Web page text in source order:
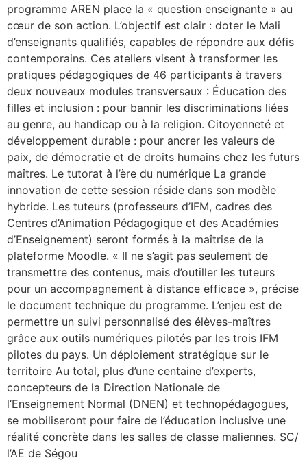
programme AREN place la « question enseignante » au
cœur de son action. L’objectif est clair : doter le Mali
d’enseignants qualifiés, capables de répondre aux défis
contemporains. Ces ateliers visent à transformer les
pratiques pédagogiques de 46 participants à travers
deux nouveaux modules transversaux : Éducation des
filles et inclusion : pour bannir les discriminations liées
au genre, au handicap ou à la religion. Citoyenneté et
développement durable : pour ancrer les valeurs de
paix, de démocratie et de droits humains chez les futurs
maîtres. Le tutorat à l’ère du numérique La grande
innovation de cette session réside dans son modèle
hybride. Les tuteurs (professeurs d’IFM, cadres des
Centres d’Animation Pédagogique et des Académies
d’Enseignement) seront formés à la maîtrise de la
plateforme Moodle. « Il ne s’agit pas seulement de
transmettre des contenus, mais d’outiller les tuteurs
pour un accompagnement à distance efficace », précise
le document technique du programme. L’enjeu est de
permettre un suivi personnalisé des élèves-maîtres
grâce aux outils numériques pilotés par les trois IFM
pilotes du pays. Un déploiement stratégique sur le
territoire Au total, plus d’une centaine d’experts,
concepteurs de la Direction Nationale de
l’Enseignement Normal (DNEN) et technopédagogues,
se mobiliseront pour faire de l’éducation inclusive une
réalité concrète dans les salles de classe maliennes. SC/
l’AE de Ségou